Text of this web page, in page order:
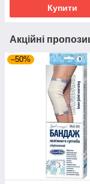
Купити
Акційні
–50%